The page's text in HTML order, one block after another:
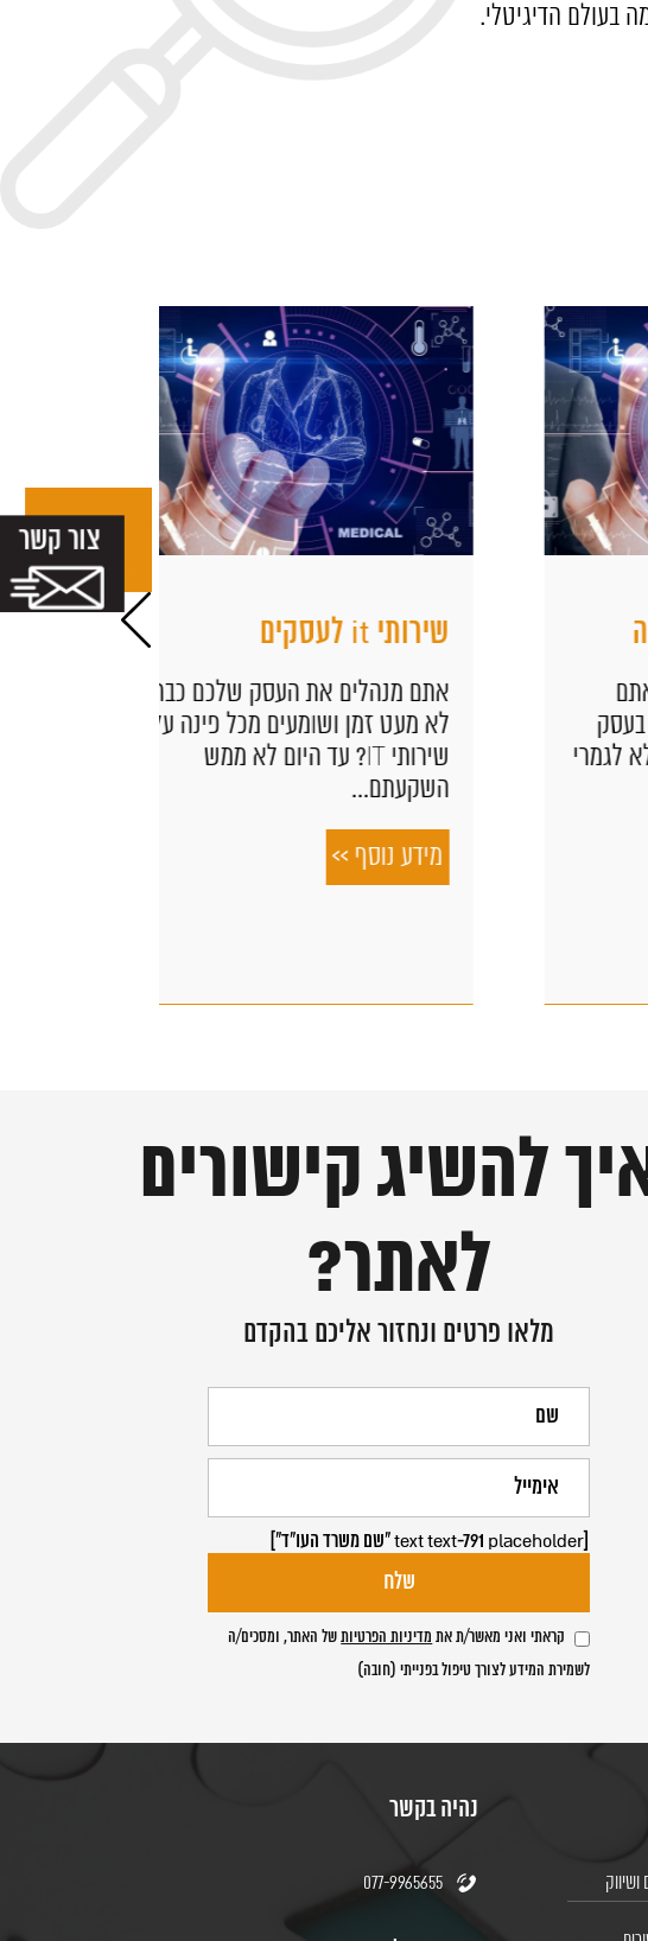
בעולם הדיגיטלי.
שירותי it לעסקים
אתם מנהלים את העסק שלכם כבר
לא מעט זמן ושומעים מכל פינה על
שירותי IT? עד היום לא ממש
השקעתם...
מידע נוסף >>
להשיג קישורים
לאתר?
מלאו פרטים ונחזור אליכם בהקדם
קראתי ואני מאשר/ת אתמדיניות הפרטיותשל האתר, ומסכים/ה
לשמירת המידע לצורך טיפול בפנייתי (חובה)
ושיווק
נהיה בקשר
077-9965655